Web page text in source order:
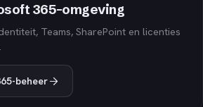
365-omgeving
Teams, SharePoint en licenties
beheer